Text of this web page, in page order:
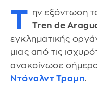
Τ ην εξόντωση
Tren de
εγκληματικής
μιας από τις
ανακοίνωσε
Ντόναλντ Τραμπ.